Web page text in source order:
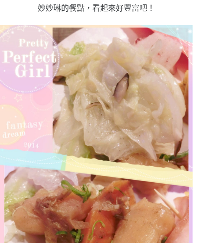
妙妙琳的餐點，看起來好豐富吧！